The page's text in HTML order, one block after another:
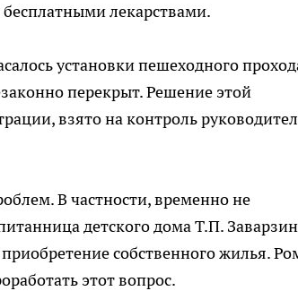
лекарствами.
установки пешеходного
перекрыт. Решение этой
взято на контроль
В частности, временно не
детского дома Т.П.
собственного жилья.
этот вопрос.